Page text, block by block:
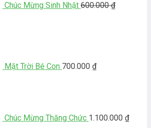
Chúc Mừng Sinh Nhật 600.000₫
Mặt Trời Bé Con 700.000 ₫
Chúc Mừng Thăng Chức 1.100.000 ₫